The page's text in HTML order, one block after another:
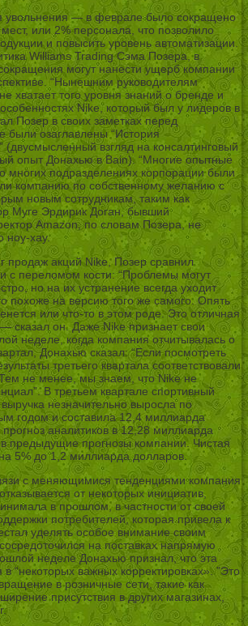
увольнения — в феврале было сокращено
или 2% персонала, что позволило
и повысить уровень автоматизации.
Williams Trading Сэма Позера, в
могут нанести ущерб компании
“Нынешним руководителям
хватает того уровня знаний о бренде и
Nike, который был у лидеров в
Позер в своих заметках перед
были озаглавлены “История
(двусмысленный взгляд на консалтинговый
опыт Донахью в Bain). “Многие опытные
многих подразделениях корпорации были
компанию по собственному желанию с
новым сотрудникам, таким как
Муге Эрдирик Доган, бывший
Amazon, по словам Позера, не
ноу-хау.
продаж акций Nike, Позер сравнил
с переломом кости: “Проблемы могут
но на их устранение всегда уходит
похоже на версию того же самого. Опять
или что-то в этом роде. Это отличная
сказал он. Даже Nike признает свои
неделе, когда компания отчитывалась о
Донахью сказал: “Если посмотреть
третьего квартала соответствовали
не менее, мы знаем, что Nike не
В третьем квартале спортивный
незначительно выросла по
годом и составила 12,4 миллиарда
аналитиков в 12,28 миллиарда
предыдущие прогнозы компании. Чистая
5% до 1,2 миллиарда долларов.
с меняющимися тенденциями компания
от некоторых инициатив,
в прошлом, в частности от своей
потребителей, которая привела к
уделять особое внимание своим
на поставках напрямую
неделе Донахью признал, что эта
в “некоторых важных корректировках». ”Это
в розничные сети, такие как
присутствия в других магазинах,